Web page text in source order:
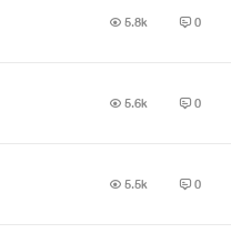
5.8k 0
5.6k 0
5.5k 0